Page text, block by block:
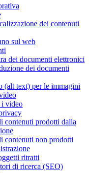
dei contenuti
sul web
dei documenti elettronici
dei documenti
(alt text) per le immagini
i video
contenuti prodotti dalla
contenuti non prodotti
ritratti
di ricerca (SEO)